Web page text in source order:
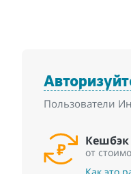
Пользователи
Кешбэк
от